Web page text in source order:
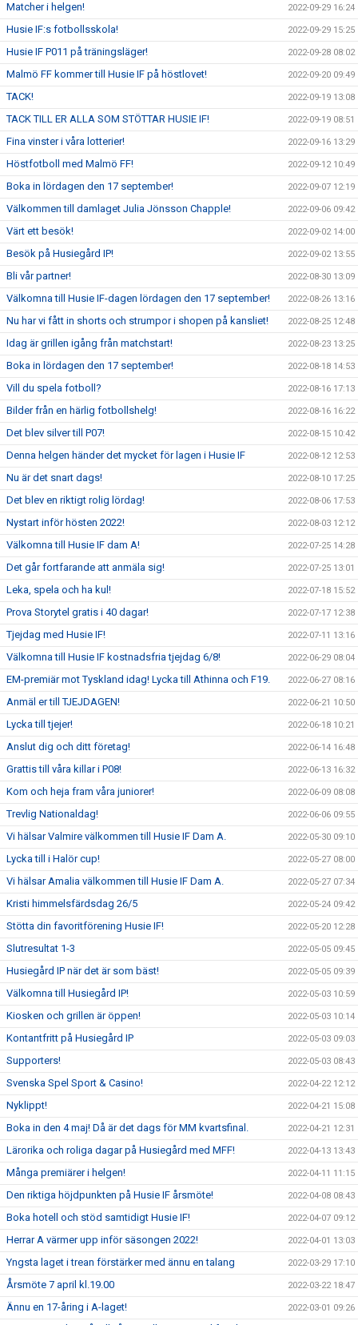
Matcher i helgen! 2022-09-29 16:24
Husie IF:s fotbollsskola! 2022-09-29 15:25
Husie IF P011 på träningsläger! 2022-09-28 08:02
Malmö FF kommer till Husie IF på höstlovet! 2022-09-20 09:49
TACK! 2022-09-19 13:08
TACK TILL ER ALLA SOM STÖTTAR HUSIE IF! 2022-09-19 08:51
Fina vinster i våra lotterier! 2022-09-16 13:29
Höstfotboll med Malmö FF! 2022-09-12 10:49
Boka in lördagen den 17 september! 2022-09-07 12:19
Välkommen till damlaget Julia Jönsson Chapple! 2022-09-06 09:42
Värt ett besök! 2022-09-02 14:00
Besök på Husiegård IP! 2022-09-02 13:55
Bli vår partner! 2022-08-30 13:09
Välkomna till Husie IF-dagen lördagen den 17 september! 2022-08-26 13:16
Nu har vi fått in shorts och strumpor i shopen på kansliet! 2022-08-25 12:48
Idag är grillen igång från matchstart! 2022-08-23 13:25
Boka in lördagen den 17 september! 2022-08-18 14:53
Vill du spela fotboll? 2022-08-16 17:13
Bilder från en härlig fotbollshelg! 2022-08-16 16:22
Det blev silver till P07! 2022-08-15 10:42
Denna helgen händer det mycket för lagen i Husie IF 2022-08-12 12:53
Nu är det snart dags! 2022-08-10 17:25
Det blev en riktigt rolig lördag! 2022-08-06 17:53
Nystart inför hösten 2022! 2022-08-03 12:12
Välkomna till Husie IF dam A! 2022-07-25 14:28
Det går fortfarande att anmäla sig! 2022-07-25 13:01
Leka, spela och ha kul! 2022-07-18 15:52
Prova Storytel gratis i 40 dagar! 2022-07-17 12:38
Tjejdag med Husie IF! 2022-07-11 13:16
Välkomna till Husie IF kostnadsfria tjejdag 6/8! 2022-06-29 08:04
EM-premiär mot Tyskland idag! Lycka till Athinna och F19. 2022-06-27 08:16
Anmäl er till TJEJDAGEN! 2022-06-21 10:50
Lycka till tjejer! 2022-06-18 10:21
Anslut dig och ditt företag! 2022-06-14 16:48
Grattis till våra killar i P08! 2022-06-13 16:32
Kom och heja fram våra juniorer! 2022-06-09 08:08
Trevlig Nationaldag! 2022-06-06 09:55
Vi hälsar Valmire välkommen till Husie IF Dam A. 2022-05-30 09:10
Lycka till i Halör cup! 2022-05-27 08:00
Vi hälsar Amalia välkommen till Husie IF Dam A. 2022-05-27 07:34
Kristi himmelsfärdsdag 26/5 2022-05-24 09:42
Stötta din favoritförening Husie IF! 2022-05-20 12:28
Slutresultat 1-3 2022-05-05 09:45
Husiegård IP när det är som bäst! 2022-05-05 09:39
Välkomna till Husiegård IP! 2022-05-03 10:59
Kiosken och grillen är öppen! 2022-05-03 10:14
Kontantfritt på Husiegård IP 2022-05-03 09:03
Supporters! 2022-05-03 08:43
Svenska Spel Sport & Casino! 2022-04-22 12:12
Nyklippt! 2022-04-21 15:08
Boka in den 4 maj! Då är det dags för MM kvartsfinal. 2022-04-21 12:31
Lärorika och roliga dagar på Husiegård med MFF! 2022-04-13 13:43
Många premiärer i helgen! 2022-04-11 11:15
Den riktiga höjdpunkten på Husie IF årsmöte! 2022-04-08 08:43
Boka hotell och stöd samtidigt Husie IF! 2022-04-07 09:12
Herrar A värmer upp inför säsongen 2022! 2022-04-01 13:03
Yngsta laget i trean förstärker med ännu en talang 2022-03-29 17:10
Årsmöte 7 april kl.19.00 2022-03-22 18:47
Ännu en 17-åring i A-laget! 2022-03-01 09:26